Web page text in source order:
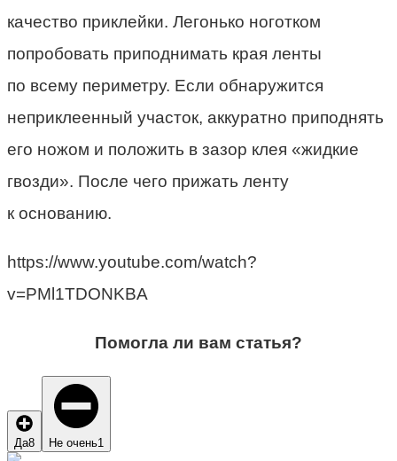
качество приклейки. Легонько ноготком
попробовать приподнимать края ленты
по всему периметру. Если обнаружится
неприклеенный участок, аккуратно приподнять
его ножом и положить в зазор клея «жидкие
гвозди». После чего прижать ленту
к основанию.
https://www.youtube.com/watch?
v=PMl1TDONKBA
Помогла ли вам статья?
Да8 Не очень1